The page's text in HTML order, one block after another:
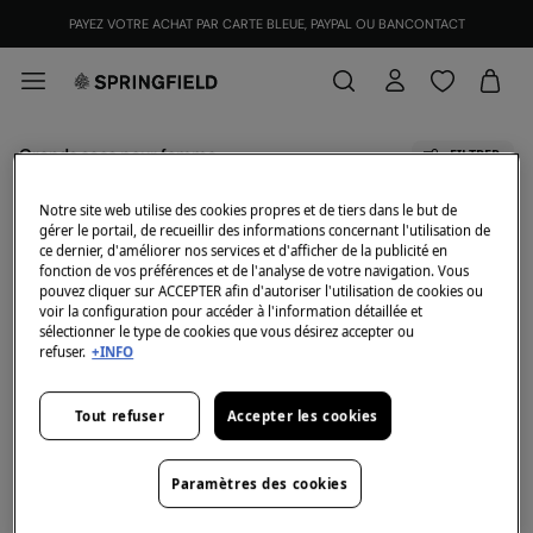
PAYEZ VOTRE ACHAT PAR CARTE BLEUE, PAYPAL OU BANCONTACT
Grands sacs pour femme FILTRER
Tous Crossbody
En ce moment, nous n'avons pas d'articles en stock de
la catégorie sélectionnée.
Mais ne vous inquiétez pas, nous disposons de
nombreux articles qui peuvent vous intéresser.
Grands sacs pour femme
Découvrez la nouvelle collection de Grands sacs pour femme.
Notre site web utilise des cookies propres et de tiers dans le but de
gérer le portail, de recueillir des informations concernant l'utilisation de
ce dernier, d'améliorer nos services et d'afficher de la publicité en
fonction de vos préférences et de l'analyse de votre navigation. Vous
pouvez cliquer sur ACCEPTER afin d'autoriser l'utilisation de cookies ou
voir la configuration pour accéder à l'information détaillée et
sélectionner le type de cookies que vous désirez accepter ou
refuser. +INFO
Tout refuser Accepter les cookies
Paramètres des cookies